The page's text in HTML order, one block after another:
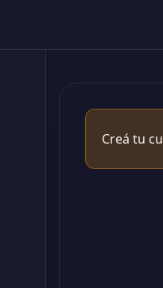
Creá tu